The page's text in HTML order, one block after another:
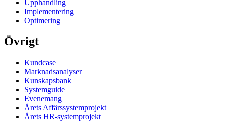
Upphandling
Implementering
Optimering
Övrigt
Kundcase
Marknadsanalyser
Kunskapsbank
Systemguide
Evenemang
Årets Affärssystemprojekt
Årets HR-systemprojekt